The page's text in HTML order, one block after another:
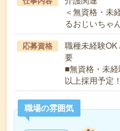
＜無資格・未
るおじいちゃ
応募資格
職種未経験OK
要
■無資格・未
以上採用予定
職場の雰囲気